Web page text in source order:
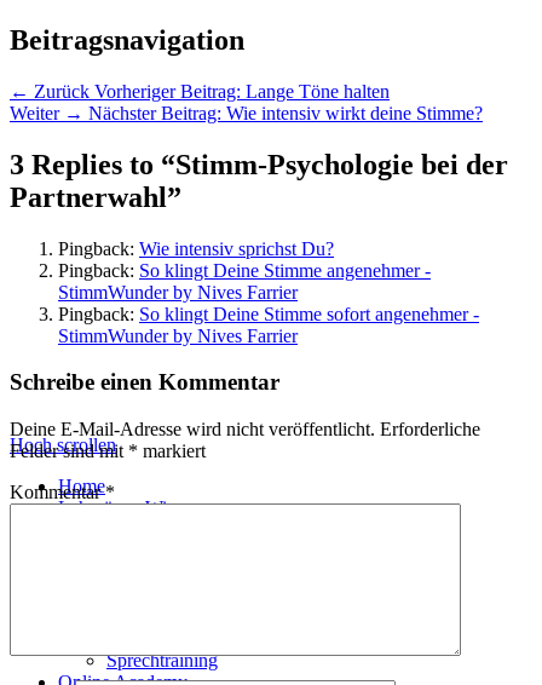
Beitragsnavigation
← Zurück Vorheriger Beitrag: Lange Töne halten
Weiter → Nächster Beitrag: Wie intensiv wirkt deine Stimme?
3 Replies to “Stimm-Psychologie bei der
Partnerwahl”
Pingback: Wie intensiv sprichst Du?
Pingback: So klingt Deine Stimme angenehmer -
StimmWunder by Nives Farrier
Pingback: So klingt Deine Stimme sofort angenehmer -
StimmWunder by Nives Farrier
Schreibe einen Kommentar
Deine E-Mail-Adresse wird nicht veröffentlicht. Erforderliche
Felder sind mit * markiert
Kommentar*
Hoch scrollen
Home
Lehrgänge Wien
Sprechtraining